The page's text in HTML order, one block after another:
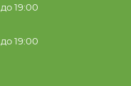
19:00
19:00